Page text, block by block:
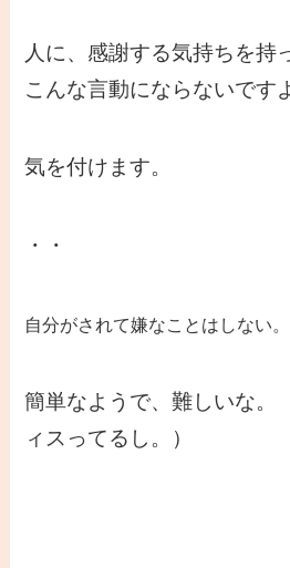
人に、感謝する気持ちを持
こんな言動にならないです
気を付けます。
・・
自分がされて嫌なことはしない。
簡単なようで、難しいな。
ィスってるし。）